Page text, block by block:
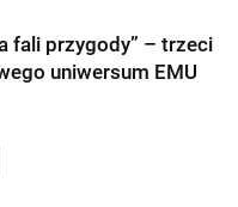
fali przygody” – trzeci
uniwersum EMU